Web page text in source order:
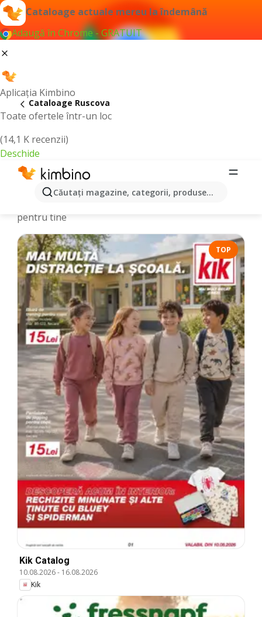
Cataloage actuale mereu la îndemână
Adaugă în Chrome - GRATUIT
Aplicația Kimbino
Toate ofertele într-un loc
(14,1 K recenzii)
Deschide
Căutaţi magazine, categorii, produse...
Cataloage Ruscova
Cataloage și Oferte online - Ruscova
pentru tine
TOP
Kik Catalog
10.08.2026- 16.08.2026
Kik